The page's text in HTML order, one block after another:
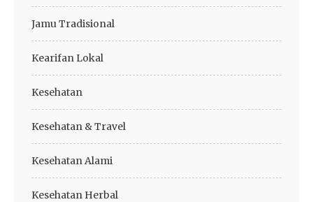
Jamu Tradisional
Kearifan Lokal
Kesehatan
Kesehatan & Travel
Kesehatan Alami
Kesehatan Herbal